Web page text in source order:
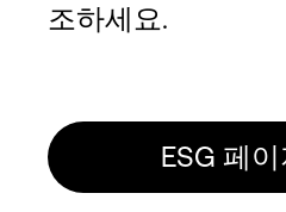
조하세요.
ESG 페